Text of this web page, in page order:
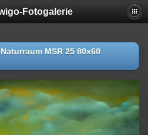
Fotogalerie
MSR 25 80x60